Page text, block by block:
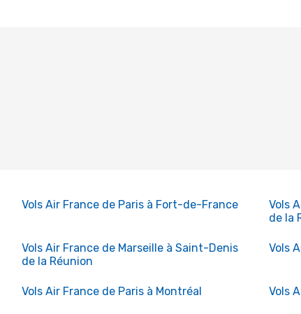
Vols Air France de Paris à Fort-de-France
Vols
de la
Vols Air France de Marseille à Saint-Denis
de la Réunion
Vols
Vols Air France de Paris à Montréal Vols